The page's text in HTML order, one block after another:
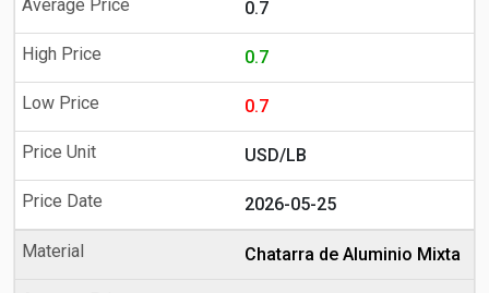
0.7
0.7
0.7
USD/LB
2026-05-25
Chatarra de Aluminio Mixta